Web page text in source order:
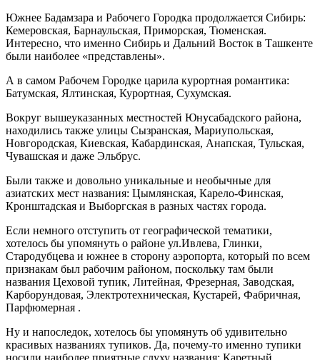
Южнее Бадамзара и Рабочего Городка продолжается Сибирь:
Кемеровская, Барнаульская, Приморская, Тюменская.
Интересно, что именно Сибирь и Дальний Восток в Ташкенте
были наиболее «представлены».
А в самом Рабочем Городке царила курортная романтика:
Батумская, Ялтинская, Курортная, Сухумская.
Вокруг вышеуказанных местностей Юнусабадского района,
находились также улицы Сызранская, Мариупольская,
Новгородская, Киевская, Кабардинская, Анапская, Тульская,
Чувашская и даже Эльбрус.
Были также и довольно уникальные и необычные для
азиатских мест названия: Цымлянская, Карело-Финская,
Кронштадская и Выборгская в разных частях города.
Если немного отступить от географической тематики,
хотелось бы упомянуть о районе ул.Ивлева, Глинки,
Стародубцева и южнее в сторону аэропорта, который по всем
признакам был рабочим районом, поскольку там были
названия Цеховой тупик, Литейная, Фрезерная, Заводская,
Карборундовая, Электротехническая, Кустарей, Фабричная,
Парфюмерная .
Ну и напоследок, хотелось бы упомянуть об удивительно
красивых названиях тупиков. Да, почему-то именно тупики
носили наиболее приятные слуху названия: Каретный,